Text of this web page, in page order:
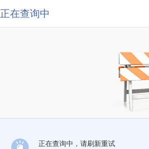
正在查询中
正在查询中，请刷新重试